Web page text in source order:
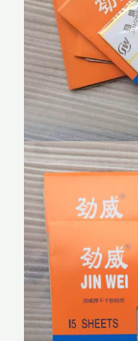
格
可
选
15
张/
包
量